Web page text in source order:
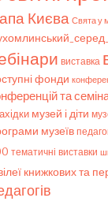
Києва Свята у
виставка
фонди
та
музей і діти
музеїв
тематичні виставки
книжкових та